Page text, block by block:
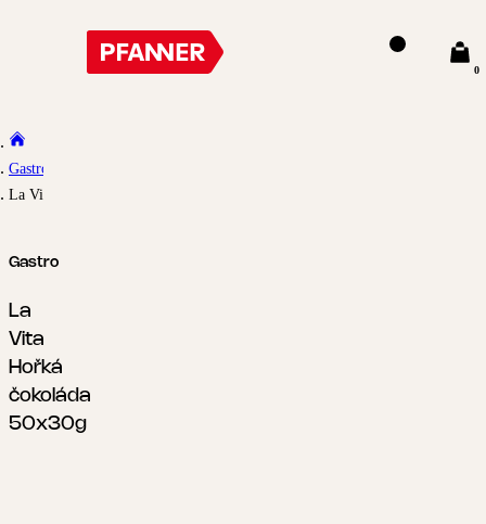
0
Gastro
La Vita Hořká čokoláda 50x30g
Gastro
La
Vita
Hořká
čokoláda
50x30g